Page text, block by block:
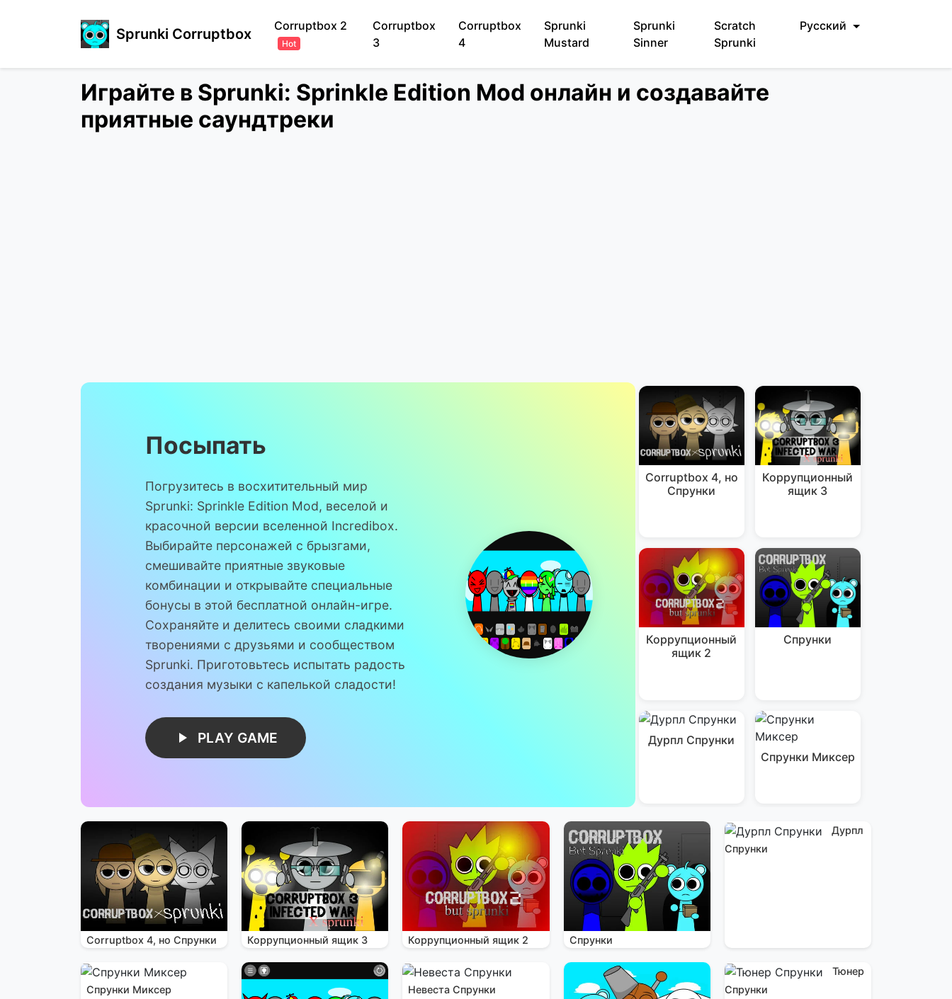
Sprunki Corruptbox Corruptbox 2
Hot
Corruptbox
3
Corruptbox
4
Sprunki
Mustard
Sprunki
Sinner
Scratch
Sprunki
Русский
Играйте в Sprunki: Sprinkle Edition Mod онлайн и создавайте
приятные саундтреки
Посыпать
Погрузитесь в восхитительный мир
Sprunki: Sprinkle Edition Mod, веселой и
красочной версии вселенной Incredibox.
Выбирайте персонажей с брызгами,
смешивайте приятные звуковые
комбинации и открывайте специальные
бонусы в этой бесплатной онлайн-игре.
Сохраняйте и делитесь своими сладкими
творениями с друзьями и сообществом
Sprunki. Приготовьтесь испытать радость
создания музыки с капелькой сладости!
PLAY GAME
Corruptbox 4, но
Спрунки
Коррупционный
ящик 3
Коррупционный
ящик 2
Спрунки
Дурпл Спрунки
Спрунки Миксер
Corruptbox 4, но Спрунки Коррупционный ящик 3 Коррупционный ящик 2 Спрунки
Дурпл
Спрунки
Спрунки Миксер Невеста Спрунки
Тюнер
Спрунки